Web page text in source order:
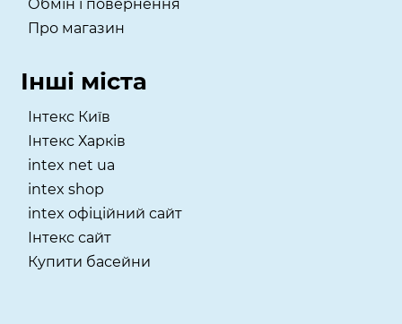
Обмін і повернення
Про магазин
Інші міста
Інтекс Київ
​Інтекс Харків
intex net ua
intex shop
intex офіційний сайт
Інтекс сайт
Купити басейни